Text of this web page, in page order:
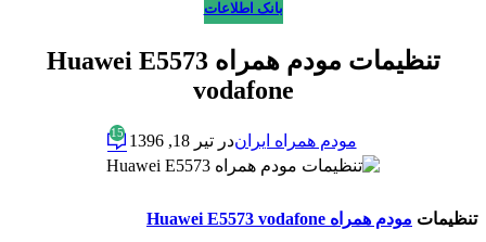
بانک اطلاعات
تنظیمات مودم همراه Huawei E5573
vodafone
مودم همراه ایراندر تیر 18, 1396 15
تنظیمات مودم همراه Huawei E5573 vodafone